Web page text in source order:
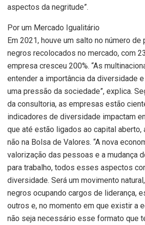
aspectos da negritude”.
Por um Mercado Igualitário
Em 2021, houve um salto no número
negros recolocados no mercado, com
empresa cresceu 200%. “As
entender a importância da diversidade
uma pressão da sociedade”, explica.
da consultoria, as empresas estão
indicadores de diversidade impactam
que até estão ligados ao capital aberto,
não na Bolsa de Valores. “A nova
valorização das pessoas e a mudança
para trabalho, todos esses aspectos
diversidade. Será um movimento
negros ocupando cargos de liderança,
outros e, no momento em que existir a
não seja necessário esse formato que